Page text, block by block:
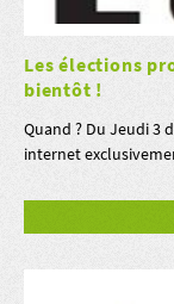
Les élections
bientôt !
Quand ? Du Jeudi 3
internet